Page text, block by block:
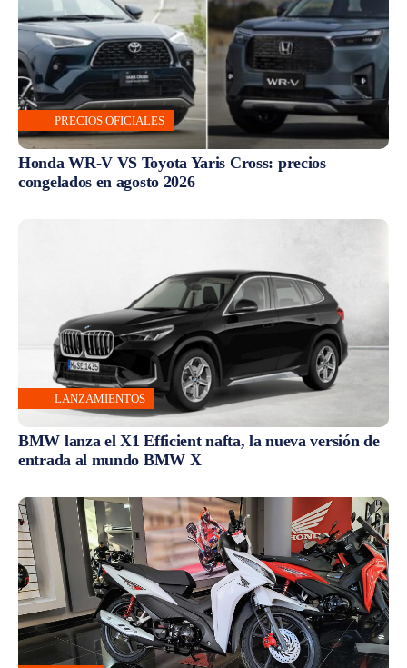
PRECIOS OFICIALES
Honda WR-V VS Toyota Yaris Cross: precios
congelados en agosto 2026
LANZAMIENTOS
BMW lanza el X1 Efficient nafta, la nueva versión de
entrada al mundo BMW X